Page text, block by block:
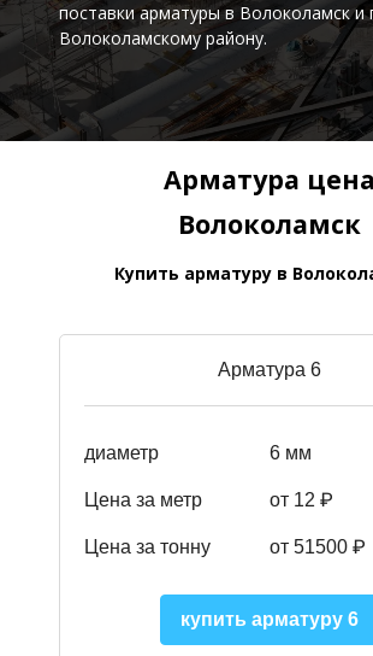
поставкиарматуры в Волоколамск и
Волоколамскому району.
Арматура цена
Волоколамск
Купить арматуру в
Арматура 6
диаметр 6 мм
Цена за метр от 12 ₽
Цена за тонну от 51500 ₽
купить арматуру 6